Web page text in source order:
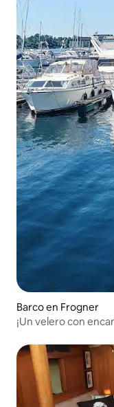
Barco en Frogner
¡Un velero con